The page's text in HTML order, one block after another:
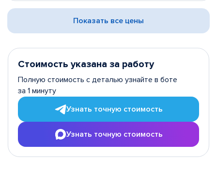
Показать все цены
Стоимость указана за работу
Полную стоимость с деталью узнайте в боте
за 1 минуту
Узнать точную стоимость
Узнать точную стоимость